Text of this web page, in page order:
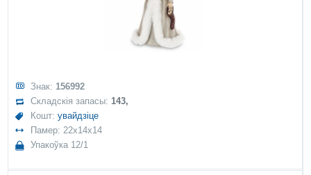
Знак: 156992
Складскія запасы:143,
Кошт:увайдзіце
Памер: 22x14x14
Упакоўка 12/1